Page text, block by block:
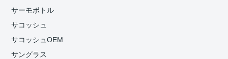
サーモボトル
サコッシュ
サコッシュOEM
サングラス